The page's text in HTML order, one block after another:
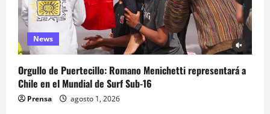
News
Orgullo de Puertecillo: Romano Menichetti representará a
Chile en el Mundial de Surf Sub-16
Prensa agosto 1, 2026